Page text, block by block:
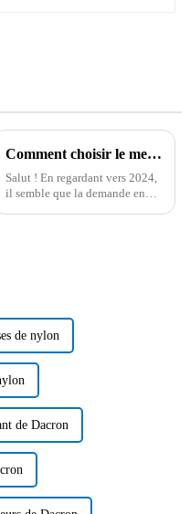
Comment choisir le meilleur polymère antistatique pour vos besoins de fabrication en 2024
Salut ! En regardant vers 2024,
il semble que la demande en
de nylon
de Dacron